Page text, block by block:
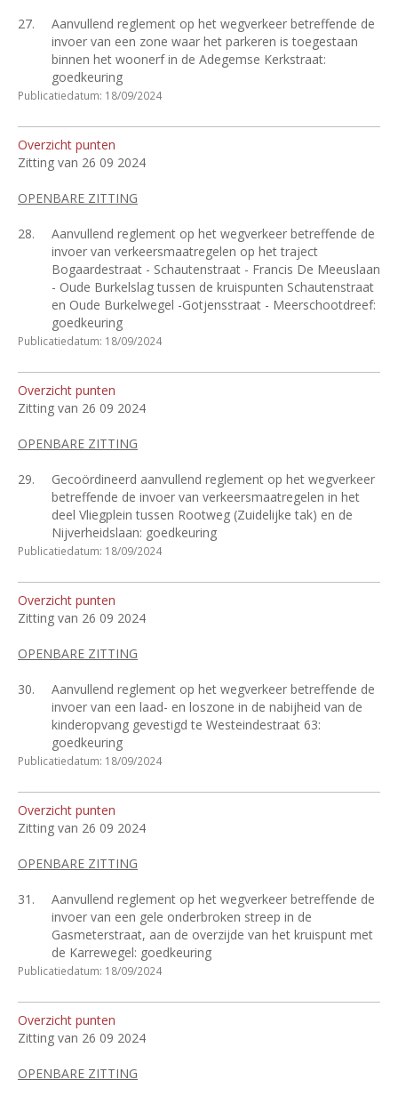
27.
Aanvullend reglement op het wegverkeer betreffende de
invoer van een zone waar het parkeren is toegestaan
binnen het woonerf in de Adegemse Kerkstraat:
goedkeuring
Publicatiedatum: 18/09/2024
Overzicht punten
Zitting van 26 09 2024
OPENBARE ZITTING
28.
Aanvullend reglement op het wegverkeer betreffende de
invoer van verkeersmaatregelen op het traject
Bogaardestraat - Schautenstraat - Francis De Meeuslaan
- Oude Burkelslag tussen de kruispunten Schautenstraat
en Oude Burkelwegel -Gotjensstraat - Meerschootdreef:
goedkeuring
Publicatiedatum: 18/09/2024
Overzicht punten
Zitting van 26 09 2024
OPENBARE ZITTING
29.
Gecoördineerd aanvullend reglement op het wegverkeer
betreffende de invoer van verkeersmaatregelen in het
deel Vliegplein tussen Rootweg (Zuidelijke tak) en de
Nijverheidslaan: goedkeuring
Publicatiedatum: 18/09/2024
Overzicht punten
Zitting van 26 09 2024
OPENBARE ZITTING
30.
Aanvullend reglement op het wegverkeer betreffende de
invoer van een laad- en loszone in de nabijheid van de
kinderopvang gevestigd te Westeindestraat 63:
goedkeuring
Publicatiedatum: 18/09/2024
Overzicht punten
Zitting van 26 09 2024
OPENBARE ZITTING
31.
Aanvullend reglement op het wegverkeer betreffende de
invoer van een gele onderbroken streep in de
Gasmeterstraat, aan de overzijde van het kruispunt met
de Karrewegel: goedkeuring
Publicatiedatum: 18/09/2024
Overzicht punten
Zitting van 26 09 2024
OPENBARE ZITTING